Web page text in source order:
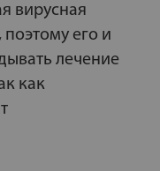
вирусная
его и
лечение
как